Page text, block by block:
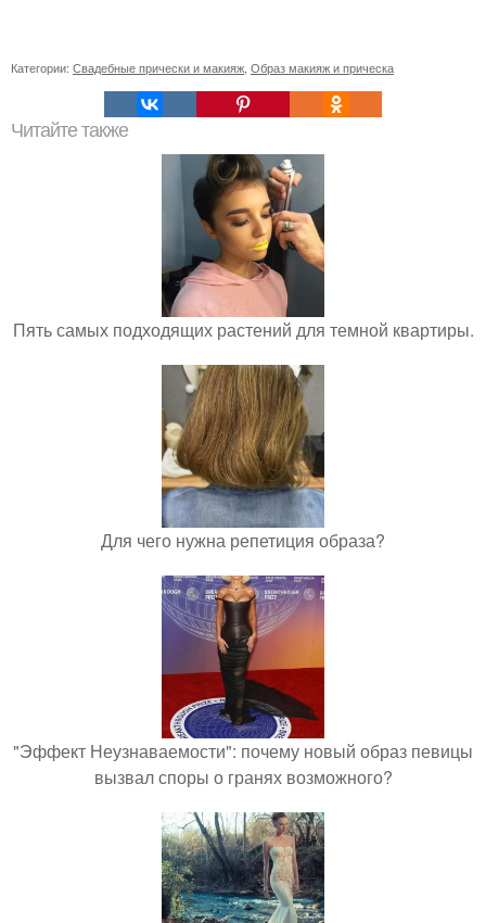
Категории: Свадебные прически и макияж Образ макияж и прическа
Читайте также
Пять самых подходящих растений для темной квартиры.
Для чего нужна репетиция образа?
"Эффект Неузнаваемости": почему новый образ певицы
вызвал споры о гранях возможного?